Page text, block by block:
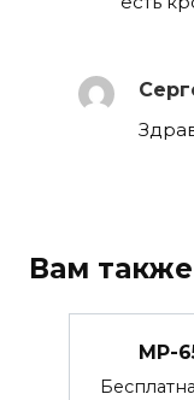
Вам
МР-